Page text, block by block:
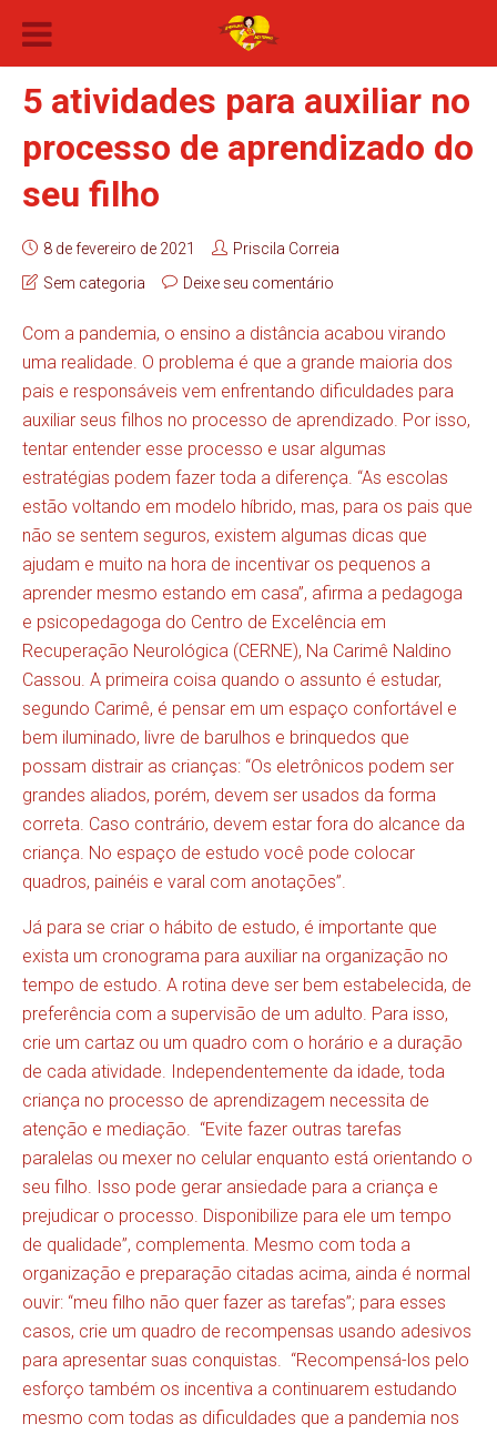
5 atividades para auxiliar no
processo de aprendizado do
seu filho
8 de fevereiro de 2021
Priscila Correia
Sem categoria
Deixe seu comentário
Com a pandemia, o ensino a distância acabou virando
uma realidade. O problema é que a grande maioria dos
pais e responsáveis vem enfrentando dificuldades para
auxiliar seus filhos no processo de aprendizado. Por isso,
tentar entender esse processo e usar algumas
estratégias podem fazer toda a diferença. “As escolas
estão voltando em modelo híbrido, mas, para os pais que
não se sentem seguros, existem algumas dicas que
ajudam e muito na hora de incentivar os pequenos a
aprender mesmo estando em casa”, afirma a pedagoga
e psicopedagoga do Centro de Excelência em
Recuperação Neurológica (CERNE), Na Carimê Naldino
Cassou. A primeira coisa quando o assunto é estudar,
segundo Carimê, é pensar em um espaço confortável e
bem iluminado, livre de barulhos e brinquedos que
possam distrair as crianças: “Os eletrônicos podem ser
grandes aliados, porém, devem ser usados da forma
correta. Caso contrário, devem estar fora do alcance da
criança. No espaço de estudo você pode colocar
quadros, painéis e varal com anotações”.
Já para se criar o hábito de estudo, é importante que
exista um cronograma para auxiliar na organização no
tempo de estudo. A rotina deve ser bem estabelecida, de
preferência com a supervisão de um adulto. Para isso,
crie um cartaz ou um quadro com o horário e a duração
de cada atividade. Independentemente da idade, toda
criança no processo de aprendizagem necessita de
atenção e mediação. “Evite fazer outras tarefas
paralelas ou mexer no celular enquanto está orientando o
seu filho. Isso pode gerar ansiedade para a criança e
prejudicar o processo. Disponibilize para ele um tempo
de qualidade”, complementa. Mesmo com toda a
organização e preparação citadas acima, ainda é normal
ouvir: “meu filho não quer fazer as tarefas”; para esses
casos, crie um quadro de recompensas usando adesivos
para apresentar suas conquistas. “Recompensá-los pelo
esforço também os incentiva a continuarem estudando
mesmo com todas as dificuldades que a pandemia nos